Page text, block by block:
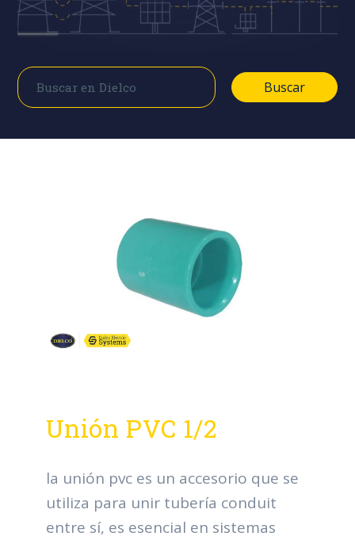
Buscar
Buscar
Buscar
Unión PVC 1/2
la unión pvc es un accesorio que se
utiliza para unir tubería conduit
entre sí, es esencial en sistemas